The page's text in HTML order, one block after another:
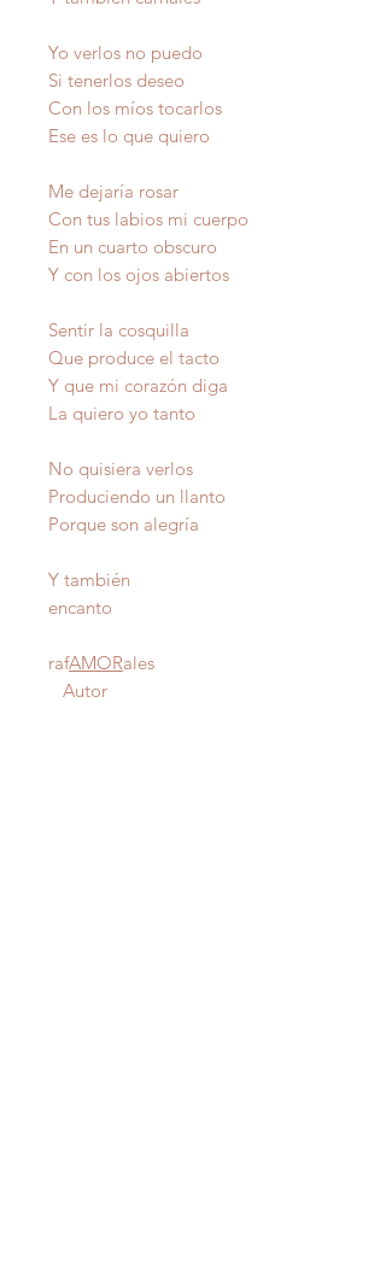
Yo verlos no puedo
Si tenerlos deseo
Con los míos tocarlos
Ese es lo que quiero
Me dejaría rosar
Con tus labios mi cuerpo
En un cuarto obscuro
Y con los ojos abiertos
Sentir la cosquilla
Que produce el tacto
Y que mi corazón diga
La quiero yo tanto
No quisiera verlos
Produciendo un llanto
Porque son alegría
Y también
encanto
rafAMORales
Autor